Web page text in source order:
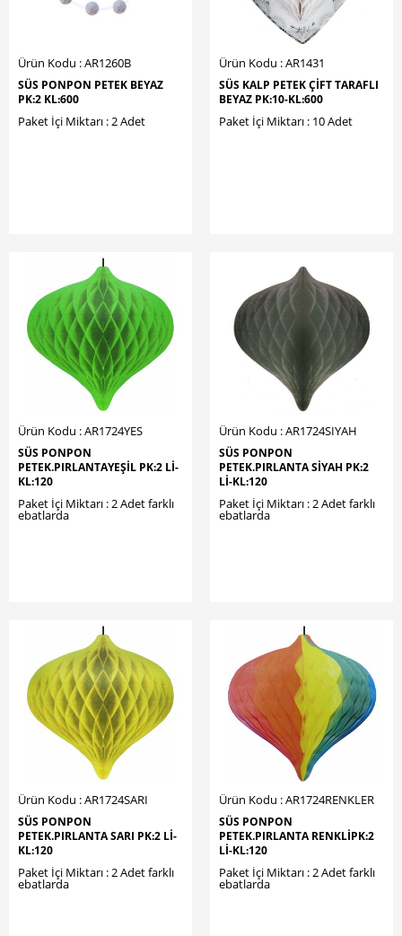
Ürün Kodu : AR1260B
SÜS PONPON PETEK BEYAZ
PK:2 KL:600
Paket İçi Miktarı : 2 Adet
Ürün Kodu : AR1431
SÜS KALP PETEK ÇİFT TARAFLI
BEYAZ PK:10-KL:600
Paket İçi Miktarı : 10 Adet
Ürün Kodu : AR1724YES
SÜS PONPON
PETEK.PIRLANTAYEŞİL PK:2 LI-
KL:120
Paket İçi Miktarı : 2 Adet farklı
ebatlarda
Ürün Kodu : AR1724SIYAH
SÜS PONPON
PETEK.PIRLANTA SİYAH PK:2
LI-KL:120
Paket İçi Miktarı : 2 Adet farklı
ebatlarda
Ürün Kodu : AR1724SARI
SÜS PONPON
PETEK.PIRLANTA SARI PK:2 LI-
KL:120
Paket İçi Miktarı : 2 Adet farklı
ebatlarda
Ürün Kodu : AR1724RENKLER
SÜS PONPON
PETEK.PIRLANTA RENKLİPK:2
LI-KL:120
Paket İçi Miktarı : 2 Adet farklı
ebatlarda